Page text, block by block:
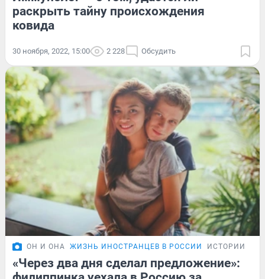
раскрыть тайну происхождения
ковида
30 ноября, 2022, 15:00 2 228 Обсудить
ОН И ОНА ЖИЗНЬ ИНОСТРАНЦЕВ В РОССИИ ИСТОРИИ
«Через два дня сделал предложение»: